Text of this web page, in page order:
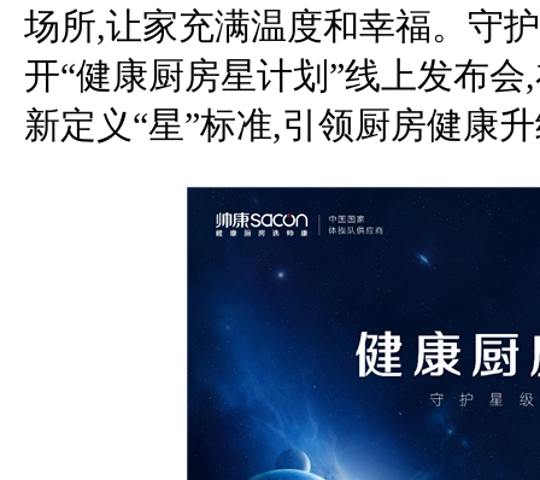
场所,让家充满温度和幸福。守
开“健康厨房星计划”线上发布
新定义“星”标准,引领厨房健康